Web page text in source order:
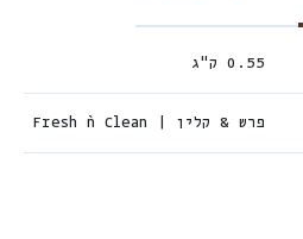
0.55 ק"ג
פרש & קלין | Fresh `n Clean